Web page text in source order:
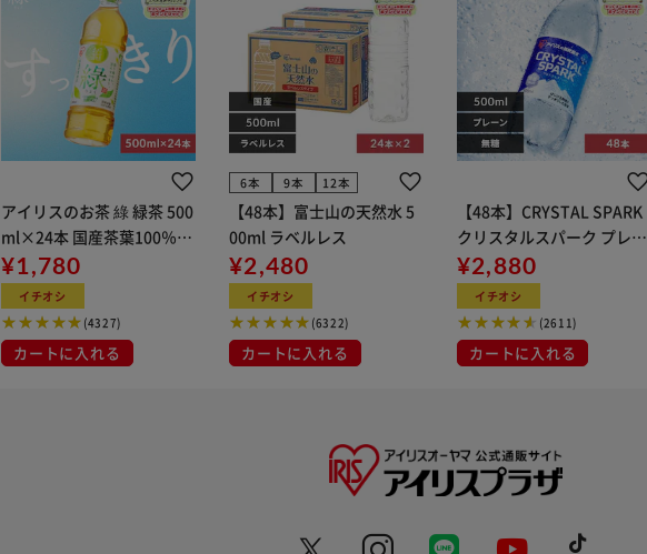
アイリスのお茶 綠 緑茶 500
ml×24本 国産茶葉100％使
用
¥1,780
イチオシ
(4327)
カートに入れる
6本 9本 12本
【48本】富士山の天然水 5
00ml ラベルレス
¥2,480
イチオシ
(6322)
カートに入れる
【48本】CRYSTAL SPARK
クリスタルスパーク プレー
ン 500ml
¥2,880
イチオシ
(2611)
カートに入れる